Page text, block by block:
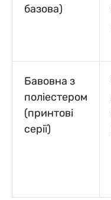
базова)
Бавовна з
поліестером
(принтові
серії)